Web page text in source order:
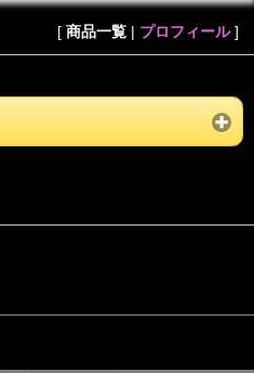
[ 商品一覧 | プロフィール]